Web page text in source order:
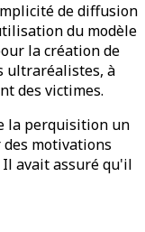
de diffusion
du modèle
la création de
ultraréalistes, à
des victimes.
la perquisition un
motivations
avait assuré qu'il